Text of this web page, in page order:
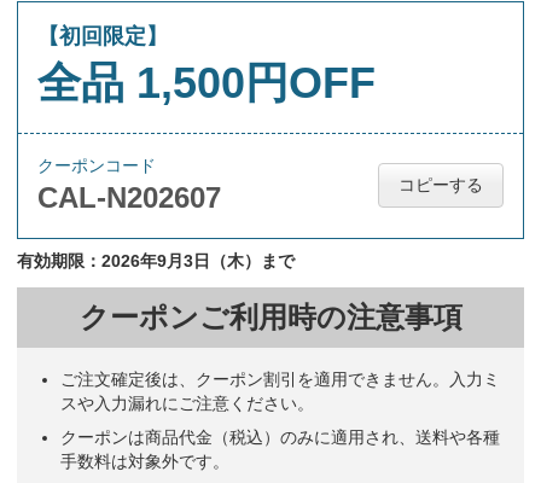
【初回限定】
全品 1,500円OFF
クーポンコード
CAL-N202607 コピーする
有効期限：2026年9月3日（木）まで
クーポンご利用時の注意事項
ご注文確定後は、クーポン割引を適用できません。入力ミ
スや入力漏れにご注意ください。
クーポンは商品代金（税込）のみに適用され、送料や各種
手数料は対象外です。